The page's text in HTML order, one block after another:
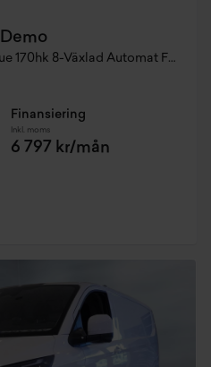
Skåp Trend 320l 2.0l Ecoblue 170hk 8-Växlad Automat FWD Diesel
Finansiering
Inkl. moms
6 797 kr/mån